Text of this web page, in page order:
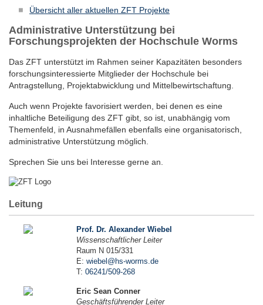
Übersicht aller aktuellen ZFT Projekte
Administrative Unterstützung bei
Forschungsprojekten der Hochschule Worms
Das ZFT unterstützt im Rahmen seiner Kapazitäten besonders
forschungsinteressierte Mitglieder der Hochschule bei
Antragstellung, Projektabwicklung und Mittelbewirtschaftung.
Auch wenn Projekte favorisiert werden, bei denen es eine
inhaltliche Beteiligung des ZFT gibt, so ist, unabhängig vom
Themenfeld, in Ausnahmefällen ebenfalls eine organisatorisch,
administrative Unterstützung möglich.
Sprechen Sie uns bei Interesse gerne an.
Leitung
Prof. Dr. Alexander Wiebel
Wissenschaftlicher Leiter
Raum N 015/331
E: wiebel@hs-worms.de
T: 06241/509-268
Eric Sean Conner
Geschäftsführender Leiter